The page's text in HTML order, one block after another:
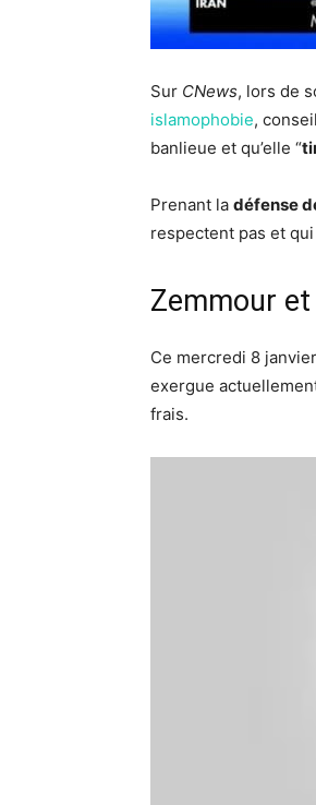
Sur CNews, lors de
islamophobie,
banlieue et qu’elle “
Prenant la défense
respectent pas et
Zemmour et
Ce mercredi 8
exergue
frais.